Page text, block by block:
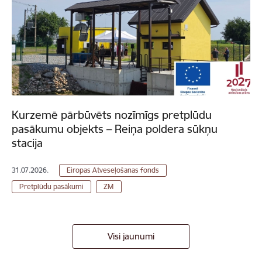
Kurzemē pārbūvēts nozīmīgs pretplūdu
pasākumu objekts – Reiņa poldera sūkņu
stacija
31.07.2026.
Eiropas Atveseļošanas fonds
Pretplūdu pasākumi
ZM
Visi jaunumi